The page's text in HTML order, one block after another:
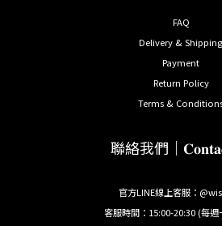
FAQ
Delivery & Shipping
Payment
Return Policy
Terms &
聯絡我們｜
官方LINE線上客服：
客服時間：15:00-20:30 (每週